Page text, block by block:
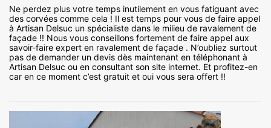
Ne perdez plus votre temps inutilement en vous fatiguant avec
des corvées comme cela ! Il est temps pour vous de faire appel
à Artisan Delsuc un spécialiste dans le milieu de ravalement de
façade !! Nous vous conseillons fortement de faire appel aux
savoir-faire expert en ravalement de façade . N’oubliez surtout
pas de demander un devis dès maintenant en téléphonant à
Artisan Delsuc ou en consultant son site internet. Et profitez-en
car en ce moment c’est gratuit et oui vous sera offert !!